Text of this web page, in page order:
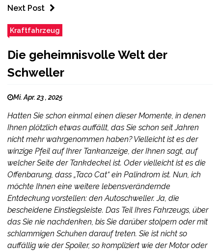
Next Post
Kraftfahrzeug
Die geheimnisvolle Welt der
Schweller
Mi. Apr. 23 , 2025
Hatten Sie schon einmal einen dieser Momente, in denen
Ihnen plötzlich etwas auffällt, das Sie schon seit Jahren
nicht mehr wahrgenommen haben? Vielleicht ist es der
winzige Pfeil auf Ihrer Tankanzeige, der Ihnen sagt, auf
welcher Seite der Tankdeckel ist. Oder vielleicht ist es die
Offenbarung, dass „Taco Cat“ ein Palindrom ist. Nun, ich
möchte Ihnen eine weitere lebensverändernde
Entdeckung vorstellen: den Autoschweller. Ja, die
bescheidene Einstiegsleiste. Das Teil Ihres Fahrzeugs, über
das Sie nie nachdenken, bis Sie darüber stolpern oder mit
schlammigen Schuhen darauf treten. Sie ist nicht so
auffällig wie der Spoiler, so kompliziert wie der Motor oder